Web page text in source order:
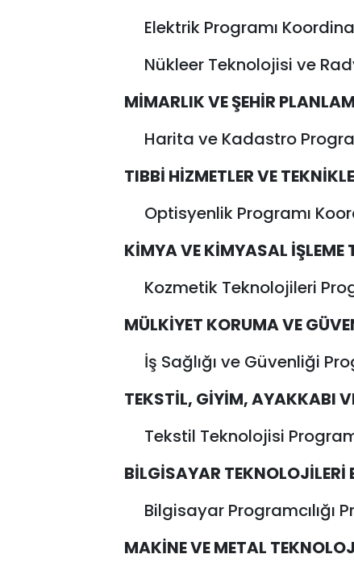
Elektrik Programı
Nükleer Teknolojisi ve
MİMARLIK VE ŞEHİR
Harita ve Kadastro
TIBBİ HİZMETLER VE
Optisyenlik Programı
KİMYA VE KİMYASAL İŞLEME
Kozmetik Teknolojileri
MÜLKİYET KORUMA VE
İş Sağlığı ve Güvenliği
TEKSTİL, GİYİM, AYAKKABI
Tekstil Teknolojisi
BİLGİSAYAR TEKNOLOJİLERİ
Bilgisayar Programcılığı
MAKİNE VE METAL